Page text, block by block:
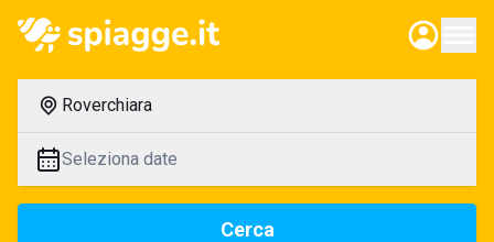
Roverchiara
Seleziona date
Cerca